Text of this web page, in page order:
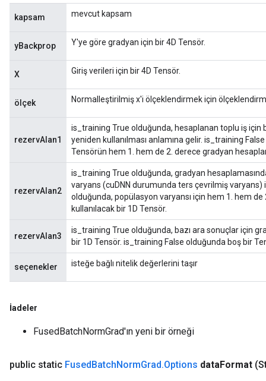
kapsam mevcut kapsam
yBackprop Y'ye göre gradyan için bir 4D Tensör.
X Giriş verileri için bir 4D Tensör.
ölçek Normalleştirilmiş x'i ölçeklendirmek için
rezervAlan1
is_training True olduğunda, hesaplanan toplu iş için
yeniden kullanılması anlamına gelir. is_training
Tensörün hem 1. hem de 2. derece gradyan
rezervAlan2
is_training True olduğunda, gradyan
varyans (cuDNN durumunda ters çevrilmiş varyans)
olduğunda, popülasyon varyansı için hem 1. hem
kullanılacak bir 1D Tensör.
rezervAlan3
is_training True olduğunda, bazı ara sonuçlar için
bir 1D Tensör. is_training False olduğunda boş bir
seçenekler isteğe bağlı nitelik değerlerini taşır
İadeler
FusedBatchNormGrad'ın yeni bir örneği
public static FusedBatchNormGrad.Options dataFormat